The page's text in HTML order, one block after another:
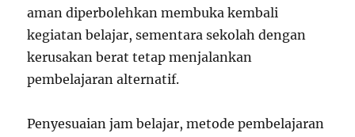
aman diperbolehkan membuka kembali
kegiatan belajar, sementara sekolah dengan
kerusakan berat tetap menjalankan
pembelajaran alternatif.
Penyesuaian jam belajar, metode pembelajaran